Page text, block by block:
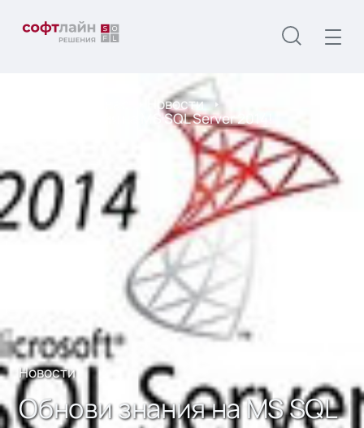
Новости
Обнови знания на MS SQL Server 2014!
Новости
Обнови знания на MS SQL